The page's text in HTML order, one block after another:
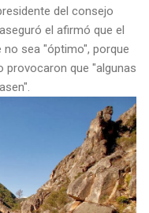
del consejo
el afirmó que el
sea "óptimo", porque
provocaron que "algunas